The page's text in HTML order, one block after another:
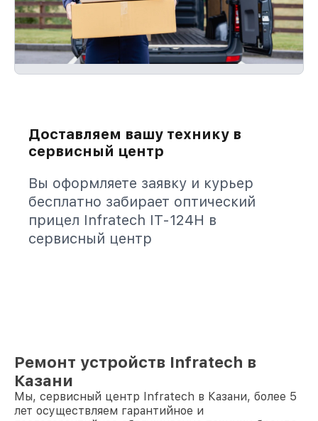
Доставляем вашу технику в
сервисный центр
Вы оформляете заявку и курьер
бесплатно забирает оптический
прицел Infratech IT-124Н в
сервисный центр
Ремонт устройств Infratech в
Казани
Мы, сервисный центр Infratech в Казани, более 5
лет осуществляем гарантийное и